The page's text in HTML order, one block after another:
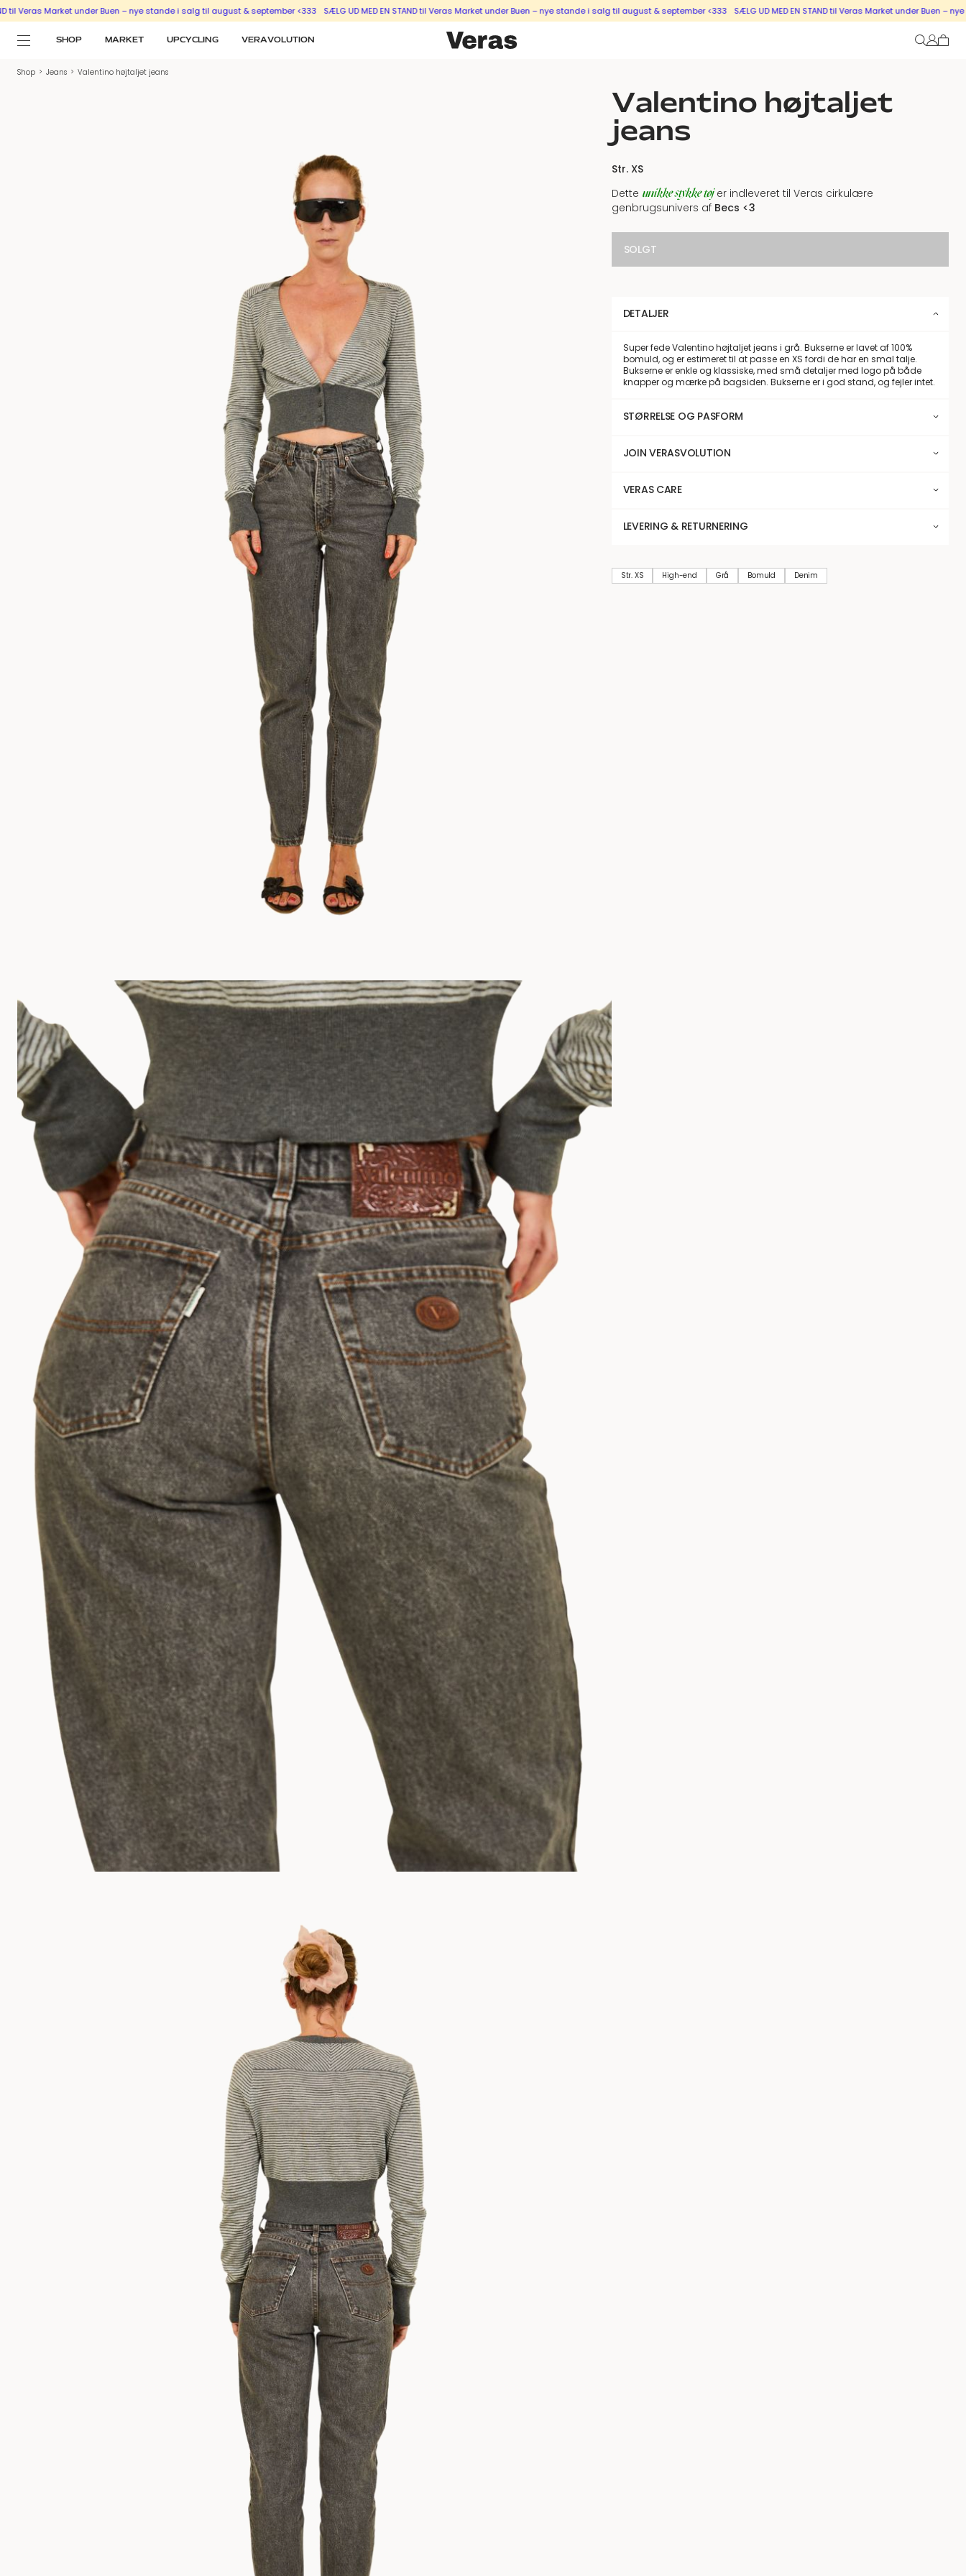
Veras Market under Buen – nye stande i salg til august & september <333 SÆLG UD MED EN STAND til Veras Market under Buen – nye stande i salg til august & september <333 SÆLG UD MED EN STAND til Veras Market under Buen – nye
SHOP MARKET UPCYCLING VERAVOLUTION
Shop > Jeans > Valentino højtaljet jeans
Valentino højtaljet
jeans
Str. XS
Dette unikke stykke tøjer indleveret til Veras cirkulære
genbrugsunivers af Becs <3
SOLGT
DETALJER
Super fede Valentino højtaljet jeans i grå. Bukserne er lavet af 100%
bomuld, og er estimeret til at passe en XS fordi de har en smal talje.
Bukserne er enkle og klassiske, med små detaljer med logo på både
knapper og mærke på bagsiden. Bukserne er i god stand, og fejler intet.
STØRRELSE OG PASFORM
JOIN VERASVOLUTION
VERAS CARE
LEVERING & RETURNERING
Str. XS High-end Grå Bomuld Denim